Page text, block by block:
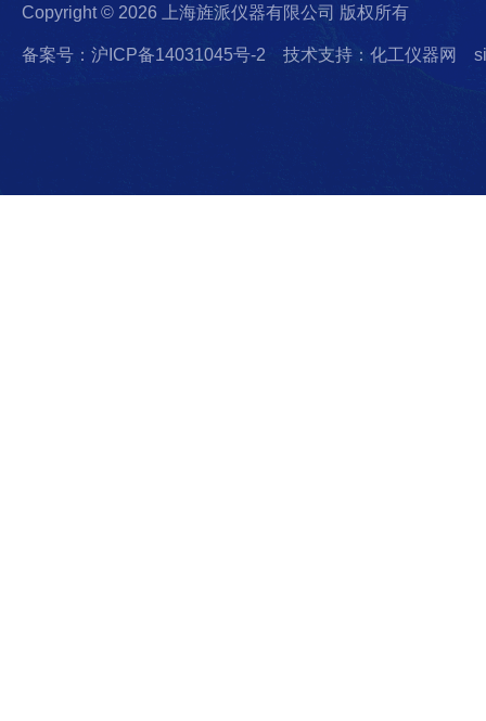
Copyright © 2026 上海旌派仪器有限公司 版权所有
备案号：沪ICP备14031045号-2 技术支持：化工仪器网